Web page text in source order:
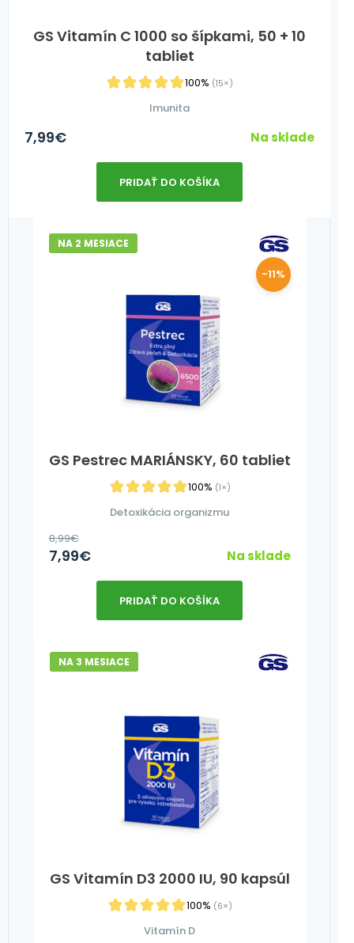
GS Vitamín C 1000 so šípkami, 50 + 10
tabliet
100% (15×)
Imunita
7,99€ Na sklade
PRIDAŤ DO KOŠÍKA
GS Pestrec MARIÁNSKY, 60 tabliet
100% (1×)
NA 2 MESIACE
Detoxikácia organizmu
-11%
8,99€
7,99€ Na sklade
PRIDAŤ DO KOŠÍKA
GS Vitamín D3 2000 IU, 90 kapsúl
100% (6×)
NA 3 MESIACE
Vitamín D